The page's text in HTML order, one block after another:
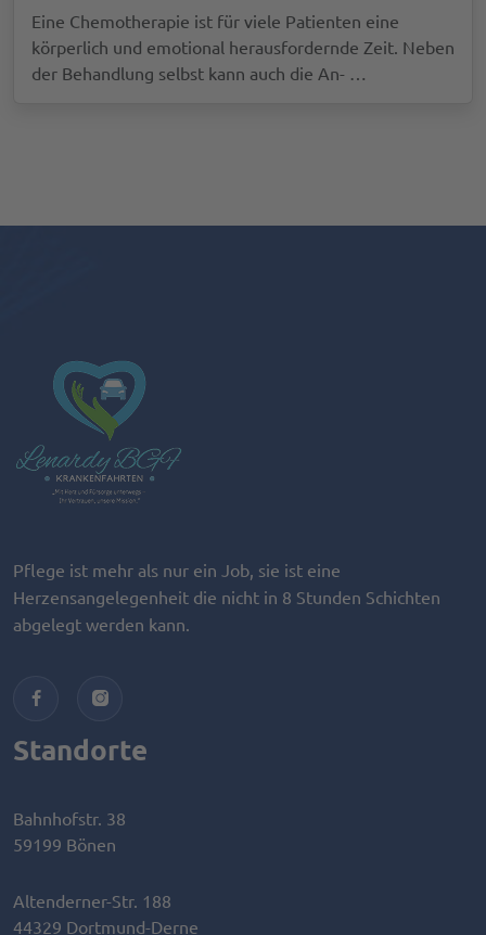
Eine Chemotherapie ist für viele Patienten eine
körperlich und emotional herausfordernde Zeit. Neben
der Behandlung selbst kann auch die An- …
Pflege ist mehr als nur ein Job, sie ist eine
Herzensangelegenheit die nicht in 8 Stunden Schichten
abgelegt werden kann.
Standorte
Bahnhofstr. 38
59199 Bönen
Altenderner-Str. 188
44329 Dortmund-Derne